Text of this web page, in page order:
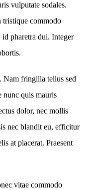
vulputate sodales.
tristique commodo
pharetra dui. Integer
Nam fringilla tellus sed
nunc quis mauris
dolor, nec mollis
nec blandit eu, efficitur
at placerat. Praesent
vitae commodo